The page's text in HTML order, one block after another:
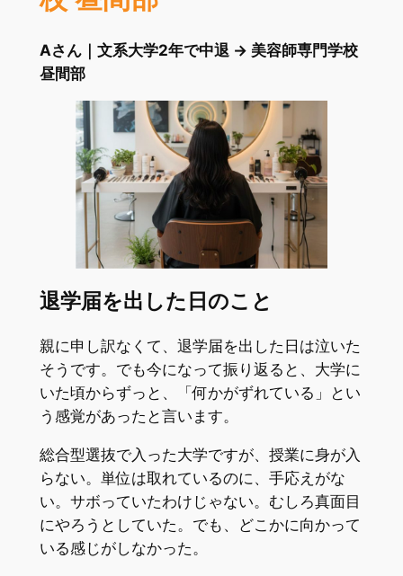
Aさん｜文系大学2年で中退 → 美容師専門学校
昼間部
退学届を出した日のこと
親に申し訳なくて、退学届を出した日は泣いた
そうです。でも今になって振り返ると、大学に
いた頃からずっと、「何かがずれている」とい
う感覚があったと言います。
総合型選抜で入った大学ですが、授業に身が入
らない。単位は取れているのに、手応えがな
い。サボっていたわけじゃない。むしろ真面目
にやろうとしていた。でも、どこかに向かって
いる感じがしなかった。